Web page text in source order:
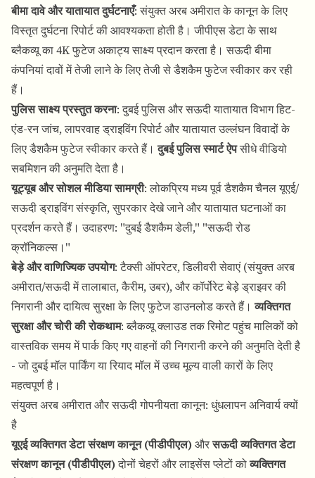
बीमा दावे और यातायात दुर्घटनाएँ: संयुक्त अरब अमीरात के कानून के लिए
विस्तृत दुर्घटना रिपोर्ट की आवश्यकता होती है। जीपीएस डेटा के साथ
ब्लैकव्यू का 4K फुटेज अकाट्य साक्ष्य प्रदान करता है। सऊदी बीमा
कंपनियां दावों में तेजी लाने के लिए तेजी से डैशकैम फुटेज स्वीकार कर रही
हैं।
पुलिस साक्ष्य प्रस्तुत करना: दुबई पुलिस और सऊदी यातायात विभाग हिट-
एंड-रन जांच, लापरवाह ड्राइविंग रिपोर्ट और यातायात उल्लंघन विवादों के
लिए डैशकैम फुटेज स्वीकार करते हैं।दुबई पुलिस स्मार्ट ऐपसीधे वीडियो
सबमिशन की अनुमति देता है।
यूट्यूब और सोशल मीडिया सामग्री: लोकप्रिय मध्य पूर्व डैशकैम चैनल यूएई/
सऊदी ड्राइविंग संस्कृति, सुपरकार देखे जाने और यातायात घटनाओं का
प्रदर्शन करते हैं। उदाहरण: "दुबई डैशकैम डेली," "सऊदी रोड
क्रॉनिकल्स।"
बेड़े और वाणिज्यिक उपयोग: टैक्सी ऑपरेटर, डिलीवरी सेवाएं (संयुक्त अरब
अमीरात/सऊदी में तालाबात, कैरीम, उबर), और कॉर्पोरेट बेड़े ड्राइवर की
निगरानी और दायित्व सुरक्षा के लिए फुटेज डाउनलोड करते हैं।व्यक्तिगत
सुरक्षा और चोरी की रोकथाम: ब्लैकव्यू क्लाउड तक रिमोट पहुंच मालिकों को
वास्तविक समय में पार्क किए गए वाहनों की निगरानी करने की अनुमति देती है
- जो दुबई मॉल पार्किंग या रियाद मॉल में उच्च मूल्य वाली कारों के लिए
महत्वपूर्ण है।
संयुक्त अरब अमीरात और सऊदी गोपनीयता कानून: धुंधलापन अनिवार्य क्यों
है
यूएई व्यक्तिगत डेटा संरक्षण कानून (पीडीपीएल) औरसऊदी व्यक्तिगत डेटा
संरक्षण कानून (पीडीपीएल)दोनों चेहरों और लाइसेंस प्लेटों कोव्यक्तिगत